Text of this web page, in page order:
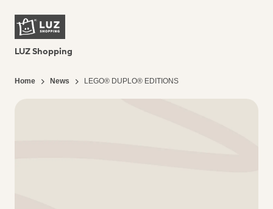
LUZ Shopping
Home News LEGO® DUPLO® EDITIONS